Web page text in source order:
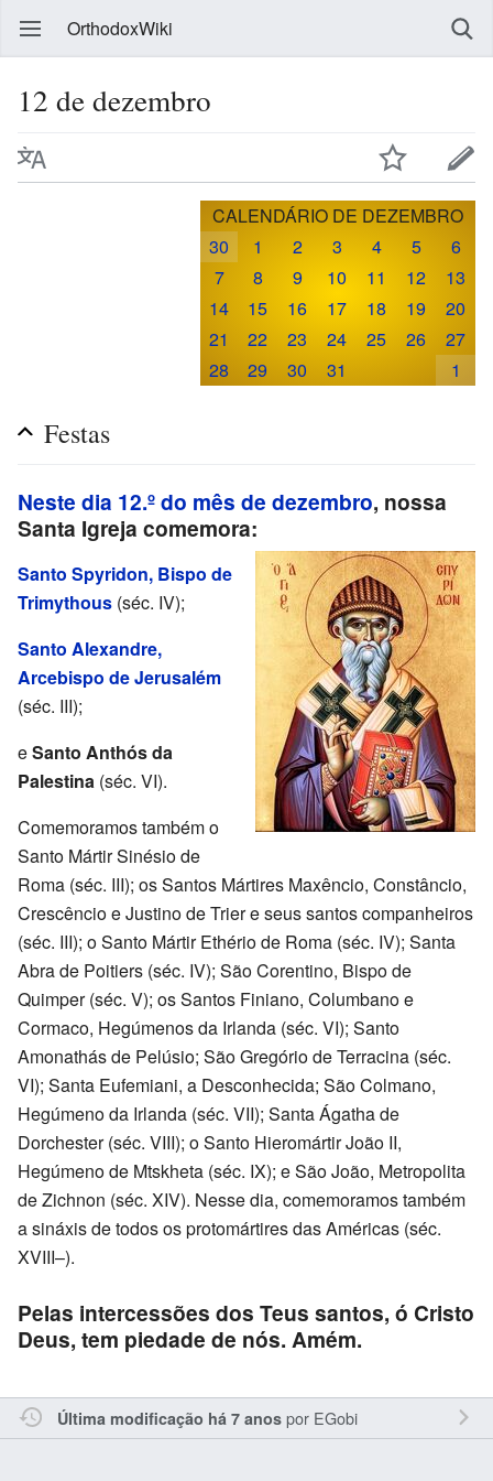
OrthodoxWiki
12 de dezembro
CALENDÁRIO DE DEZEMBRO
30
1 2 3 4 5
6
7
8 9 10 11 12
13
14
15 16 17 18 19
20
21
22 23 24 25 26
27
28
29 30 31 1
Festas
Neste dia 12.º do mês de dezembro, nossa
Santa Igreja comemora:
Santo Spyridon, Bispo de
Trimythous (séc. IV);
Santo Alexandre,
Arcebispo de Jerusalém
(séc. III);
eSanto Anthós da
Palestina (séc. VI).
Comemoramos também o
Santo Mártir Sinésio de
Roma (séc. III); os Santos Mártires Maxêncio, Constâncio,
Crescêncio e Justino de Trier e seus santos companheiros
(séc. III); o Santo Mártir Ethério de Roma (séc. IV); Santa
Abra de Poitiers (séc. IV); São Corentino, Bispo de
Quimper (séc. V); os Santos Finiano, Columbano e
Cormaco, Hegúmenos da Irlanda (séc. VI); Santo
Amonathás de Pelúsio; São Gregório de Terracina (séc.
VI); Santa Eufemiani, a Desconhecida; São Colmano,
Hegúmeno da Irlanda (séc. VII); Santa Ágatha de
Dorchester (séc. VIII); o Santo Hieromártir João II,
Hegúmeno de Mtskheta (séc. IX); e São João, Metropolita
de Zichnon (séc. XIV). Nesse dia, comemoramos também
a sináxis de todos os protomártires das Américas (séc.
XVIII–).
Pelas intercessões dos Teus santos, ó Cristo
Deus, tem piedade de nós. Amém.
Última modificação há 7 anospor EGobi